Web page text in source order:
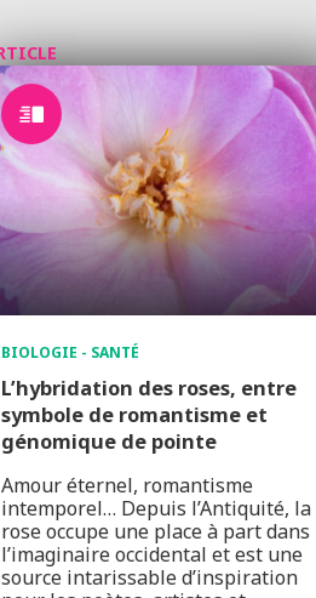
BIOLOGIE - SANTÉ
L’hybridation des roses, entre
symbole de romantisme et
génomique de pointe
Amour éternel, romantisme
intemporel… Depuis l’Antiquité, la
rose occupe une place à part dans
l’imaginaire occidental et est une
source intarissable d’inspiration